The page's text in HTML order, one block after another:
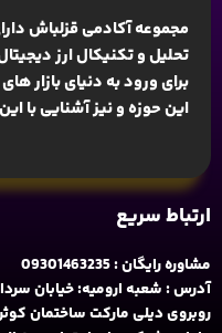
مجموعه آکادمی قزلباش
تحلیل و تکنیکال ارز
برای ورود به دنیای بازار
این حوزه و نیز آشنایی با
ارتباط سریع
مشاوره رایگان : 09301463235
آدرس : شعبه ارومیه: خیابان
روبروی دیلی مارکت ساختمان کوثر 1 - طبقه2 واحد